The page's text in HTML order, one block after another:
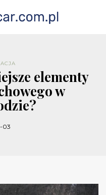
elementy
w
03